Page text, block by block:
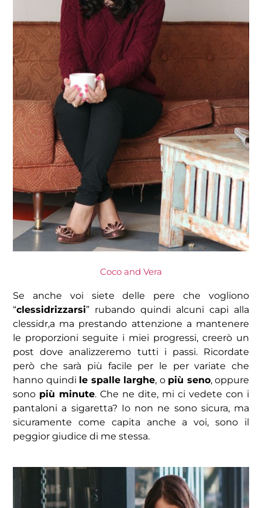
Coco and Vera
Se anche voi siete delle pere che vogliono
“clessidrizzarsi” rubando quindi alcuni capi alla
clessidr,a ma prestando attenzione a mantenere
le proporzioni seguite i miei progressi, creerò un
post dove analizzeremo tutti i passi. Ricordate
però che sarà più facile per le per variate che
hanno quindi le spalle larghe, o più seno, oppure
sono più minute. Che ne dite, mi ci vedete con i
pantaloni a sigaretta? Io non ne sono sicura, ma
sicuramente come capita anche a voi, sono il
peggior giudice di me stessa.